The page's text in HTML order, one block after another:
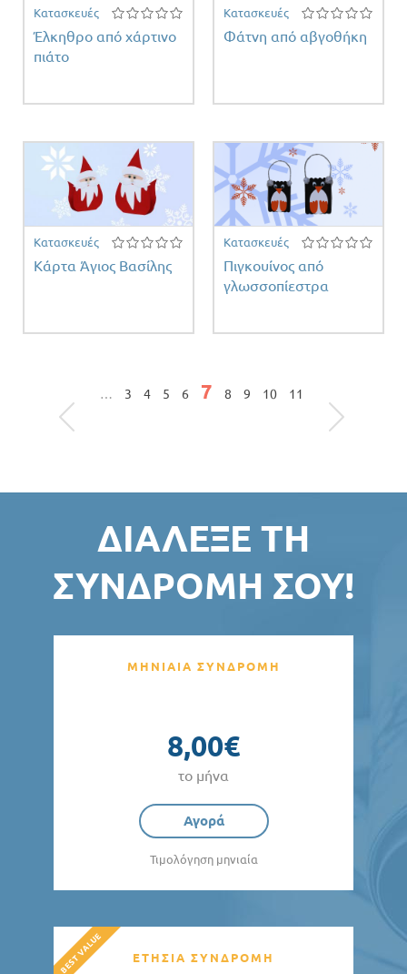
Κατασκευές
Έλκηθρο από χάρτινο
πιάτο
Κατασκευές
Φάτνη από αβγοθήκη
Κατασκευές
Κάρτα Άγιος Βασίλης
Κατασκευές
Πιγκουίνος από
γλωσσοπίεστρα
… 3 4 5 6 7 8 9 10 11
ΔΙΆΛΕΞΕ ΤΗ
ΣΥΝΔΡΟΜΉ ΣΟΥ!
ΜΗΝΙΑΙΑ ΣΥΝΔΡΟΜΗ
8,00€
το μήνα
Αγορά
Τιμολόγηση μηνιαία
ΕΤΗΣΙΑ ΣΥΝΔΡΟΜΗ